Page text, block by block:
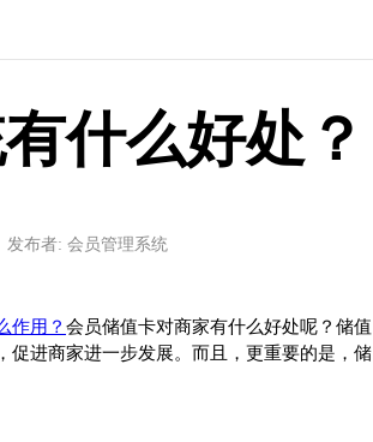
什么好处？
布者: 会员管理系统
作用？ 会员储值卡对商家有什么好处呢？储值
进商家进一步发展。而且，更重要的是，储